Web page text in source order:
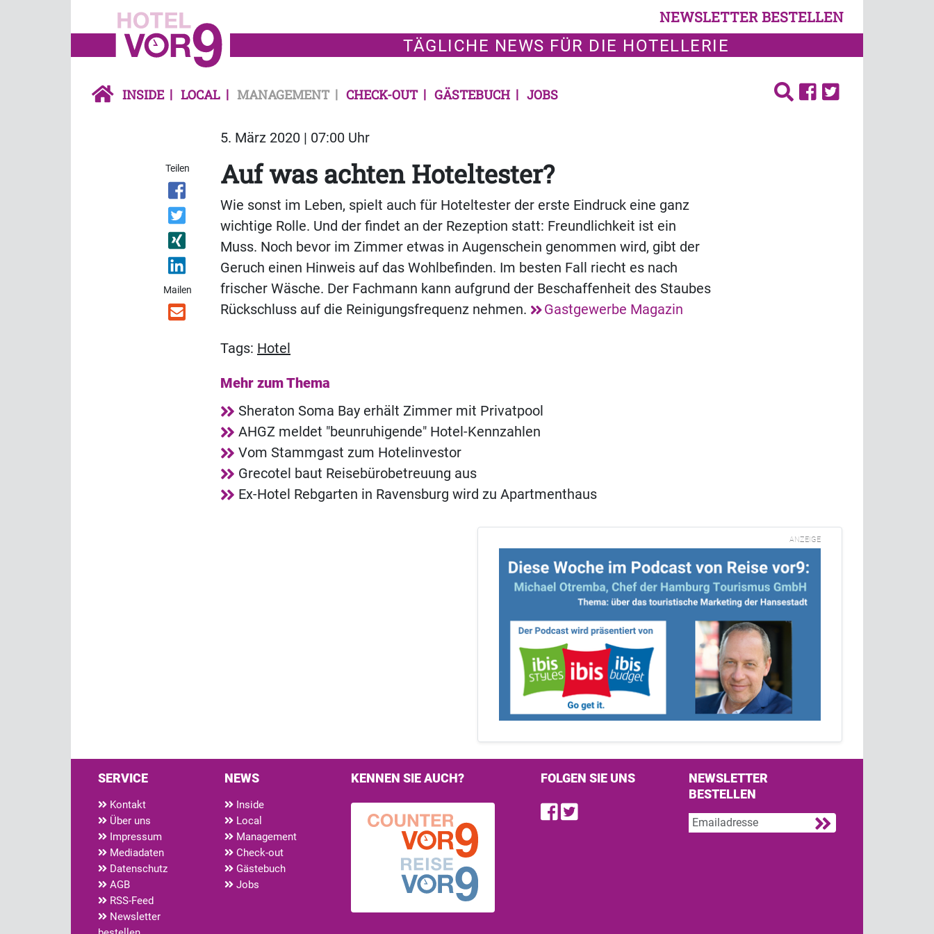
NEWSLETTER BESTELLEN
TÄGLICHE NEWS FÜR DIE HOTELLERIE
INSIDE LOCAL MANAGEMENT CHECK-OUT GÄSTEBUCH JOBS
5. März 2020 | 07:00 Uhr
Teilen
Mailen
Auf was achten Hoteltester?
Wie sonst im Leben, spielt auch für Hoteltester der erste Eindruck eine ganz
wichtige Rolle. Und der findet an der Rezeption statt: Freundlichkeit ist ein
Muss. Noch bevor im Zimmer etwas in Augenschein genommen wird, gibt der
Geruch einen Hinweis auf das Wohlbefinden. Im besten Fall riecht es nach
frischer Wäsche. Der Fachmann kann aufgrund der Beschaffenheit des Staubes
Rückschluss auf die Reinigungsfrequenz nehmen.
Gastgewerbe Magazin
Tags: Hotel
Mehr zum Thema
Sheraton Soma Bay erhält Zimmer mit Privatpool
AHGZ meldet "beunruhigende" Hotel-Kennzahlen
Vom Stammgast zum Hotelinvestor
Grecotel baut Reisebürobetreuung aus
Ex-Hotel Rebgarten in Ravensburg wird zu Apartmenthaus
ANZEIGE
SERVICE
Kontakt
Über uns
Impressum
Mediadaten
Datenschutz
AGB
RSS-Feed
Newsletter
NEWS
Inside
Local
Management
Check-out
Gästebuch
Jobs
KENNEN SIE AUCH? FOLGEN SIE UNS
Find us on Facebook
Follow us on Twitter
NEWSLETTER
BESTELLEN